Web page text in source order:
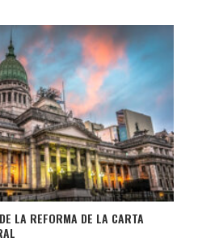
LA REFORMA DE LA CARTA